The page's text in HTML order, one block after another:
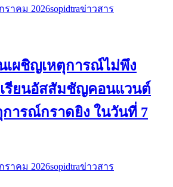
ราคม 2026sopidtraข่าวสาร
เผชิญเหตุการณ์ไม่พึง
เรียนอัสสัมชัญคอนแวนต์
ารณ์กราดยิง ในวันที่ 7
ราคม 2026sopidtraข่าวสาร